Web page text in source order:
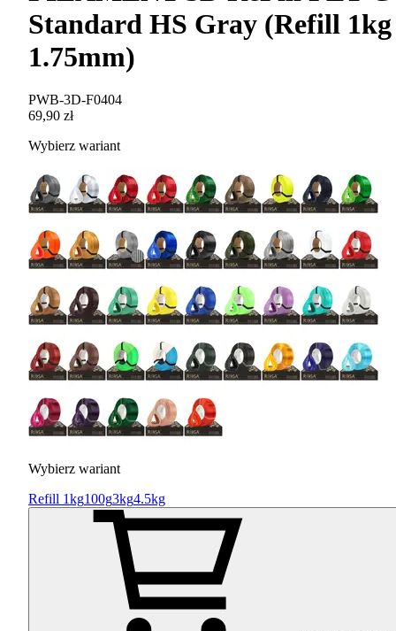
Standard HS Gray (Refill
1.75mm)
PWB-3D-F0404
69,90 zł
Wybierz wariant
Wybierz wariant
Refill 1kg100g3kg4.5kg